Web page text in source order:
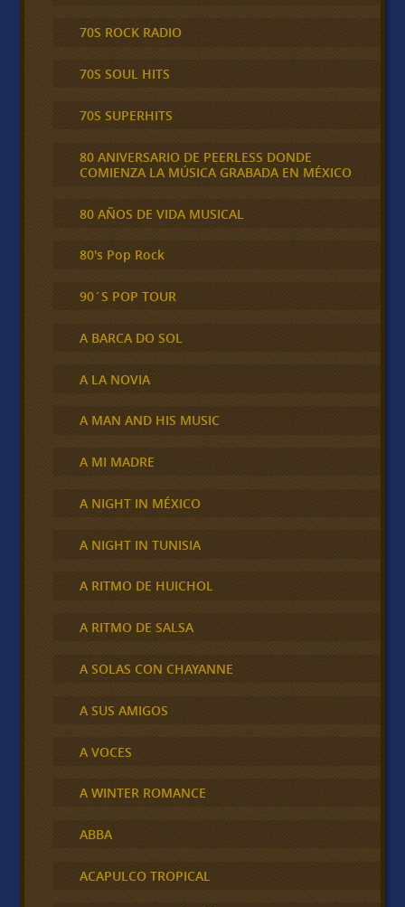
70S ROCK RADIO
70S SOUL HITS
70S SUPERHITS
80 ANIVERSARIO DE PEERLESS DONDE
COMIENZA LA MÚSICA GRABADA EN MÉXICO
80 AÑOS DE VIDA MUSICAL
80's Pop Rock
90´S POP TOUR
A BARCA DO SOL
A LA NOVIA
A MAN AND HIS MUSIC
A MI MADRE
A NIGHT IN MÉXICO
A NIGHT IN TUNISIA
A RITMO DE HUICHOL
A RITMO DE SALSA
A SOLAS CON CHAYANNE
A SUS AMIGOS
A VOCES
A WINTER ROMANCE
ABBA
ACAPULCO TROPICAL